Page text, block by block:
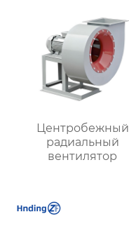
решения для
полировки
поверхностей
Центробежный
радиальный
вентилятор